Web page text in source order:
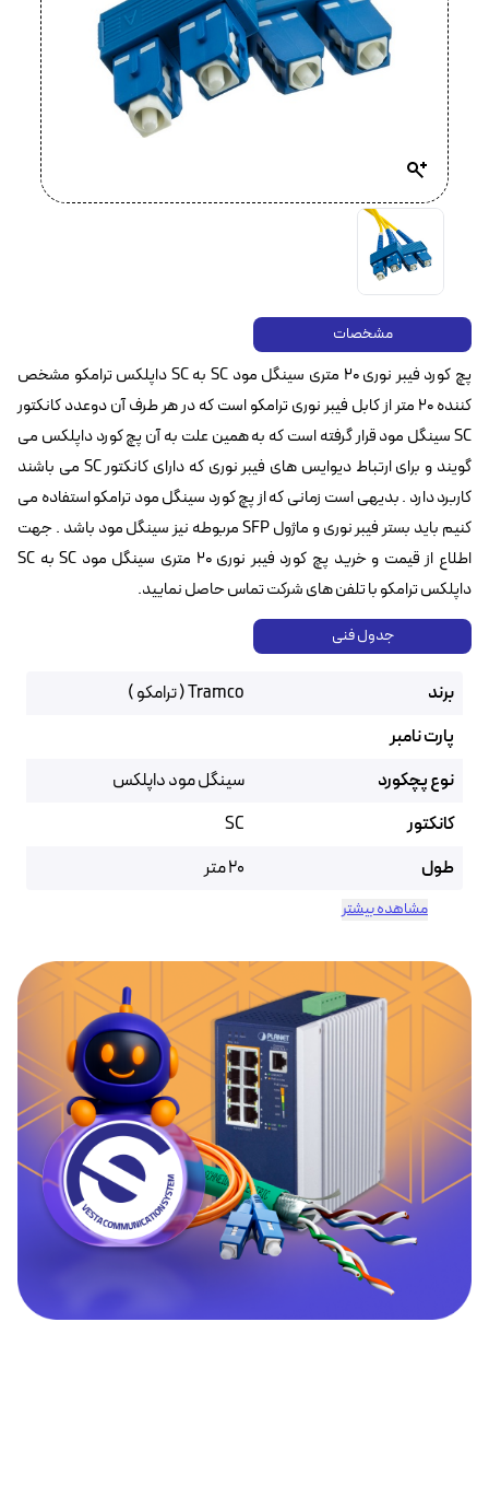
مشخصات
پچ کورد فیبر نوری ۲۰ متری سینگل مود SC به SC داپلکس ترامکو مشخص
کننده ۲۰ متر از کابل فیبر نوری ترامکو است که در هر طرف آن دوعدد کانکتور
SC سینگل مود قرار گرفته است که به همین علت به آن پچ کورد داپلکس می
گویند و برای ارتباط دیوایس های فیبر نوری که دارای کانکتور SC می باشند
کاربرد دارد . بدیهی است زمانی که از پچ کورد سینگل مود ترامکو استفاده می
کنیم باید بستر فیبر نوری و ماژول SFP مربوطه نیز سینگل مود باشد . جهت
اطلاع از قیمت و خرید پچ کورد فیبر نوری ۲۰ متری سینگل مود SC به SC
داپلکس ترامکو با تلفن های شرکت تماس حاصل نمایید.
جدول فنی
برند
Tramco ( ترامکو )
پارت نامبر
نوع پچکورد
سینگل مود داپلکس
کانکتور
SC
طول
20 متر
مشاهده بیشتر